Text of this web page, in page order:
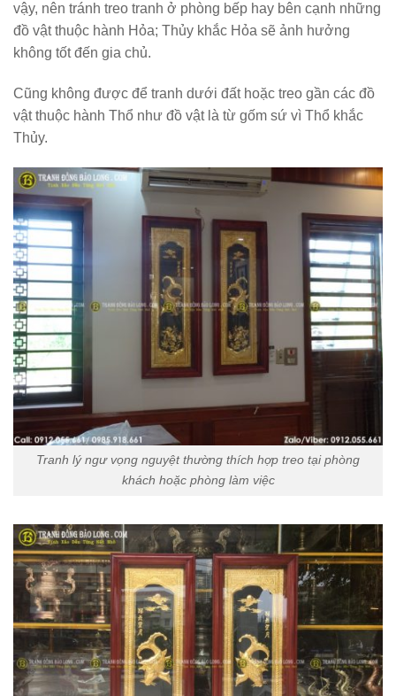
vậy, nên tránh treo tranh ở phòng bếp hay bên cạnh những
đồ vật thuộc hành Hỏa; Thủy khắc Hỏa sẽ ảnh hưởng
không tốt đến gia chủ.
Cũng không được để tranh dưới đất hoặc treo gần các đồ
vật thuộc hành Thổ như đồ vật là từ gốm sứ vì Thổ khắc
Thủy.
Tranh lý ngư vọng nguyệt thường thích hợp treo tại phòng
khách hoặc phòng làm việc